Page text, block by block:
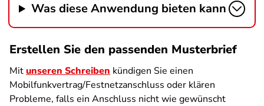
Was diese Anwendung bieten kann
Erstellen Sie den passenden Musterbrief
Mitunseren Schreiben kündigen Sie einen
Mobilfunkvertrag/Festnetzanschluss oder klären
Probleme, falls ein Anschluss nicht wie gewünscht